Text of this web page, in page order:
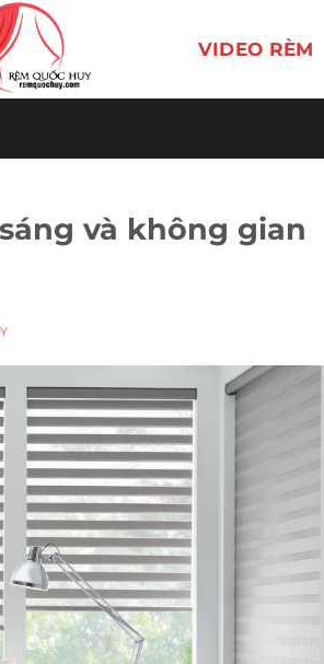
VIDEO RÈM
và không gian